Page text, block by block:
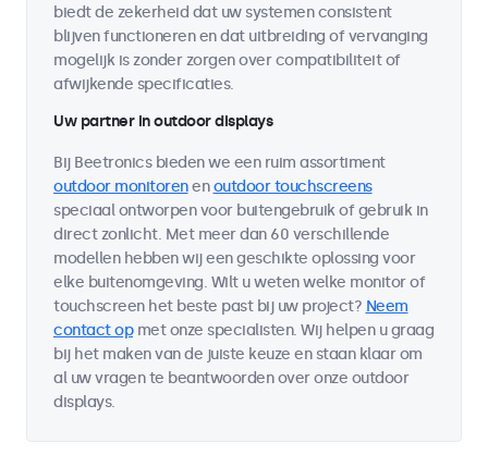
biedt de zekerheid dat uw systemen consistent
blijven functioneren en dat uitbreiding of vervanging
mogelijk is zonder zorgen over compatibiliteit of
afwijkende specificaties.
Uw partner in outdoor displays
Bij Beetronics bieden we een ruim assortiment
outdoor monitorenenoutdoor touchscreens
speciaal ontworpen voor buitengebruik of gebruik in
direct zonlicht. Met meer dan 60 verschillende
modellen hebben wij een geschikte oplossing voor
elke buitenomgeving. Wilt u weten welke monitor of
touchscreen het beste past bij uw project? Neem
contact opmet onze specialisten. Wij helpen u graag
bij het maken van de juiste keuze en staan klaar om
al uw vragen te beantwoorden over onze outdoor
displays.